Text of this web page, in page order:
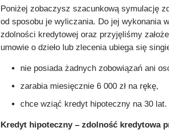
Poniżej zobaczysz szacunkową symulację
od sposobu je wyliczania. Do jej wykonania
zdolności kredytowej oraz przyjęliśmy
umowie o dzieło lub zlecenia ubiega się
nie posiada żadnych zobowiązań ani
zarabia miesięcznie 6 000 zł na rękę,
chce wziąć kredyt hipoteczny na 30 lat.
Kredyt hipoteczny – zdolność kredytowa